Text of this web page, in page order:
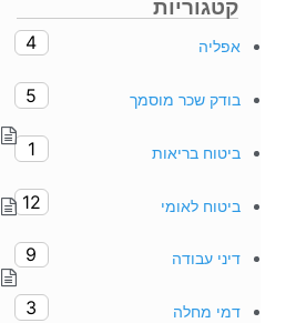
קטגוריות
אפליה 4
בודק שכר מוסמך 5
ביטוח בריאות 1
ביטוח לאומי 12
דיני עבודה 9
דמי מחלה 3